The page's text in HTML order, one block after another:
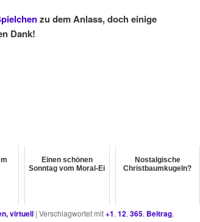
zu dem Anlass, doch einige
Dank!
Einen schönen
Sonntag vom Moral-Ei
Nostalgische
Christbaumkugeln?
virtuell | Verschlagwortet mit+1, 12, 365, Beitrag,